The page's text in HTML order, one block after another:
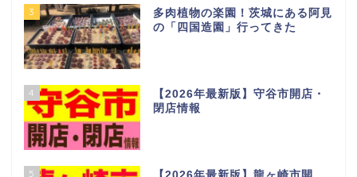
1
【2026年最新版】つくば市開
店・閉店情報
2
【2026年最新版】土浦市 開